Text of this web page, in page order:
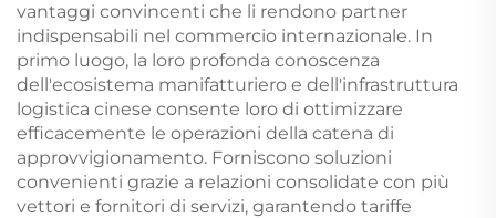
vantaggi convincenti che li rendono partner
indispensabili nel commercio internazionale. In
primo luogo, la loro profonda conoscenza
dell'ecosistema manifatturiero e dell'infrastruttura
logistica cinese consente loro di ottimizzare
efficacemente le operazioni della catena di
approvvigionamento. Forniscono soluzioni
convenienti grazie a relazioni consolidate con più
vettori e fornitori di servizi, garantendo tariffe